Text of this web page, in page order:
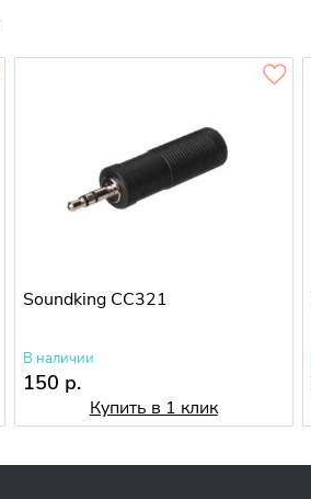
Soundking CC321
В наличии
150 р.
Купить в 1 клик